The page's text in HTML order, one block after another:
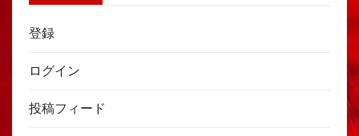
登録
ログイン
投稿フィード